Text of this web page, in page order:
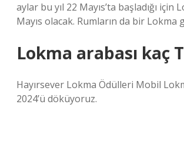
aylar bu yıl 22 Mayıs’ta başladığı için
Mayıs olacak. Rumların da bir Lokma
Lokma arabası kaç
Hayırsever Lokma Ödülleri Mobil
2024’ü döküyoruz.